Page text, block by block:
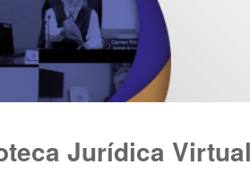
Jurídica